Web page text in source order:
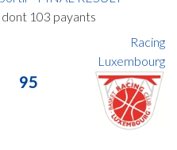
103 payants
95
Racing
Luxembourg